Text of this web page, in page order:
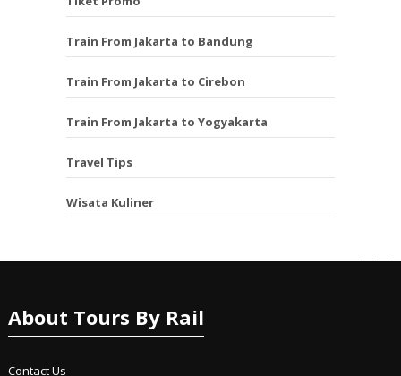
Train From Jakarta to Bandung
Train From Jakarta to Cirebon
Train From Jakarta to Yogyakarta
Travel Tips
Wisata Kuliner
About Tours By Rail
Contact Us